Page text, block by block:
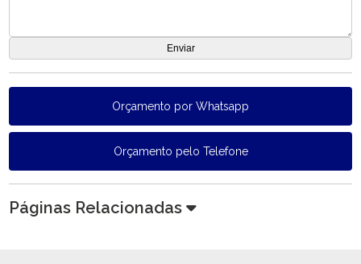
Orçamento por Whatsapp
Orçamento pelo Telefone
Páginas Relacionadas